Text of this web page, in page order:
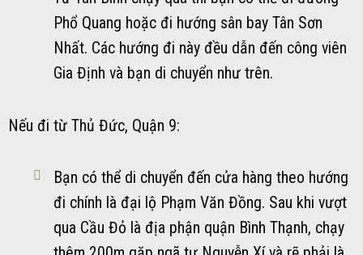
Phổ Quang hoặc đi hướng sân bay Tân Sơn
Nhất. Các hướng đi này đều dẫn đến công viên
Gia Định và bạn di chuyển như trên.
Nếu đi từ Thủ Đức, Quận 9:
Bạn có thể di chuyển đến cửa hàng theo hướng
đi chính là đại lộ Phạm Văn Đồng. Sau khi vượt
qua Cầu Đỏ là địa phận quận Bình Thạnh, chạy